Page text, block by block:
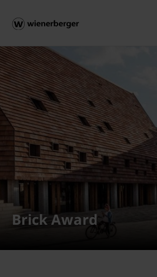
Brick Award